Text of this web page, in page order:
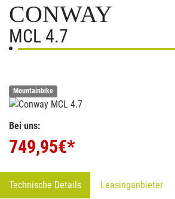
CONWAY
MCL 4.7
Mountainbike
Bei uns:
749,95€*
Technische Details Leasinganbieter